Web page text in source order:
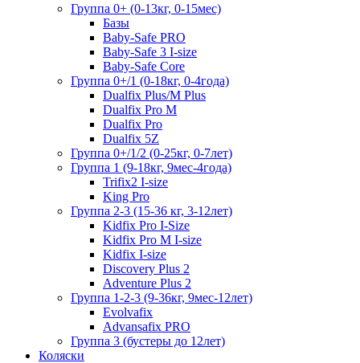
Группа 0+ (0-13кг, 0-15мес)
Базы
Baby-Safe PRO
Baby-Safe 3 I-size
Baby-Safe Core
Группа 0+/1 (0-18кг, 0-4года)
Dualfix Plus/M Plus
Dualfix Pro M
Dualfix Pro
Dualfix 5Z
Группа 0+/1/2 (0-25кг, 0-7лет)
Группа 1 (9-18кг, 9мес-4года)
Trifix2 I-size
King Pro
Группа 2-3 (15-36 кг, 3-12лет)
Kidfix Pro I-Size
Kidfix Pro M I-size
Kidfix I-size
Discovery Plus 2
Adventure Plus 2
Группа 1-2-3 (9-36кг, 9мес-12лет)
Evolvafix
Advansafix PRO
Группа 3 (бустеры до 12лет)
Коляски